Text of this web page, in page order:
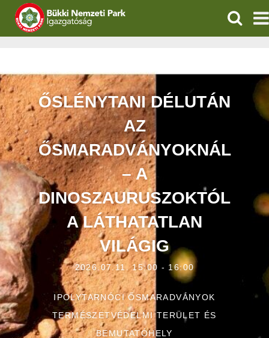
TERMÉSZETVÉDELEM
VÍZVÉDELEM
ÖKOTURIZMUS
OKTATÁS
GEOPARKOK
KAPCSOLAT
ŐSLÉNYTANI DÉLUTÁN
AZ
ŐSMARADVÁNYOKNÁL
– A
DINOSZAURUSZOKTÓL
A LÁTHATATLAN
VILÁGIG
2026.07.11. 15:00 - 16:00
IPOLYTARNÓCI ŐSMARADVÁNYOK
TERMÉSZETVÉDELMI TERÜLET ÉS
BEMUTATÓHELY